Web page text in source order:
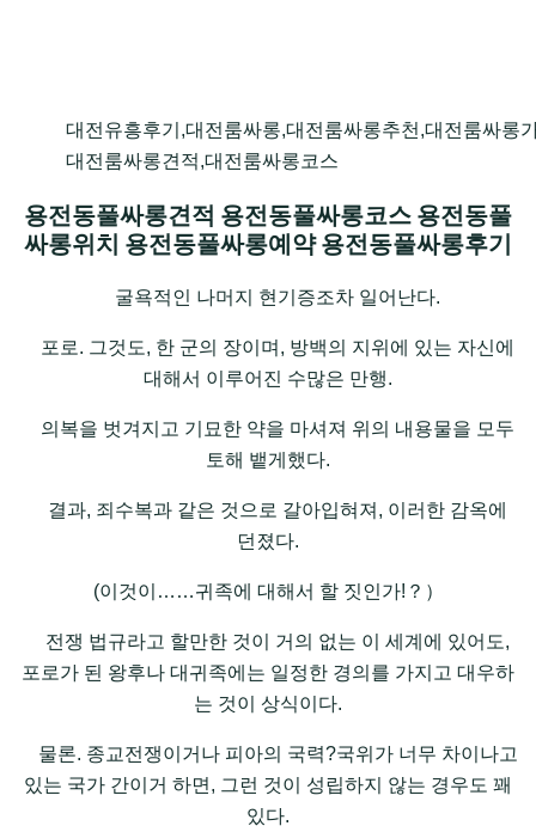
대전유흥후기,대전룸싸롱,대전룸싸롱추천,대전룸싸롱
대전룸싸롱견적,대전룸싸롱코스
용전동풀싸롱견적 용전동풀싸롱코스 용전동풀
싸롱위치 용전동풀싸롱예약 용전동풀싸롱후기
굴욕적인 나머지 현기증조차 일어난다.
포로. 그것도, 한 군의 장이며, 방백의 지위에 있는 자신에
대해서 이루어진 수많은 만행.
의복을 벗겨지고 기묘한 약을 마셔져 위의 내용물을 모두
토해 뱉게했다.
결과, 죄수복과 같은 것으로 갈아입혀져, 이러한 감옥에
던졌다.
(이것이……귀족에 대해서 할 짓인가!？）
전쟁 법규라고 할만한 것이 거의 없는 이 세계에 있어도,
포로가 된 왕후나 대귀족에는 일정한 경의를 가지고 대우하
는 것이 상식이다.
물론. 종교전쟁이거나 피아의 국력?국위가 너무 차이나고
있는 국가 간이거 하면, 그런 것이 성립하지 않는 경우도 꽤
있다.